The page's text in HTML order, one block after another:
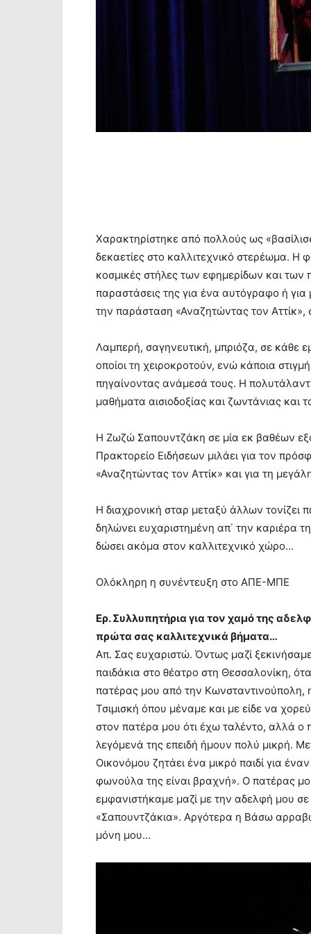
Χαρακτηρίστηκε από πολλούς ως
δεκαετίες στο καλλιτεχνικό στερέωμα. Η
κοσμικές στήλες των εφημερίδων και των
παραστάσεις της για ένα αυτόγραφο ή
την παράσταση «Αναζητώντας τον Αττίκ»,
Λαμπερή, σαγηνευτική, μπριόζα, σε κάθε
οποίοι τη χειροκροτούν, ενώ κάποια
πηγαίνοντας ανάμεσά τους. Η
μαθήματα αισιοδοξίας και ζωντάνιας και
Η Ζωζώ Σαπουντζάκη σε μία εκ βαθέων
Πρακτορείο Ειδήσεων μιλάει για τον
«Αναζητώντας τον Αττίκ» και για τη
Η διαχρονική σταρ μεταξύ άλλων
δηλώνει ευχαριστημένη απ΄ την καριέρα
δώσει ακόμα στον καλλιτεχνικό χώρο…
Ολόκληρη η συνέντευξη στο ΑΠΕ-ΜΠΕ
Ερ. Συλλυπητήρια για τον χαμό της
πρώτα σας καλλιτεχνικά βήματα…
Απ. Σας ευχαριστώ. Όντως μαζί
παιδάκια στο θέατρο στη Θεσσαλονίκη,
πατέρας μου από την Κωνσταντινούπολη,
Τσιμισκή όπου μέναμε και με είδε να
στον πατέρα μου ότι έχω ταλέντο, αλλά
λεγόμενά της επειδή ήμουν πολύ μικρή.
Οικονόμου ζητάει ένα μικρό παιδί για
φωνούλα της είναι βραχνή». Ο πατέρας
εμφανιστήκαμε μαζί με την αδελφή μου
«Σαπουντζάκια». Αργότερα η Βάσω
μόνη μου…